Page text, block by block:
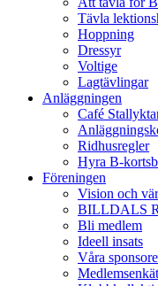
Tävla
Hoppning
Dressyr
Voltige
Lagtävlingar
Anläggningen
Café
Ridhusregler
Hyra B-
Föreningen
Vision och
BILLDALS
Bli medlem
Ideell insats
Våra